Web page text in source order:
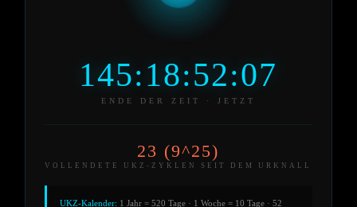
145:18:52:07
ENDE DER ZEIT · JETZT
23 (9^25)
VOLLENDETE UKZ-ZYKLEN SEIT DEM URKNALL
UKZ-Kalender: 1 Jahr = 520 Tage · 1 Woche = 10 Tage · 52